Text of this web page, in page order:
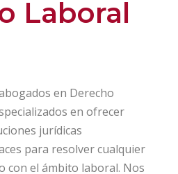
Laboral
en Derecho
en ofrecer
jurídicas
para resolver cualquier
con el ámbito laboral. Nos